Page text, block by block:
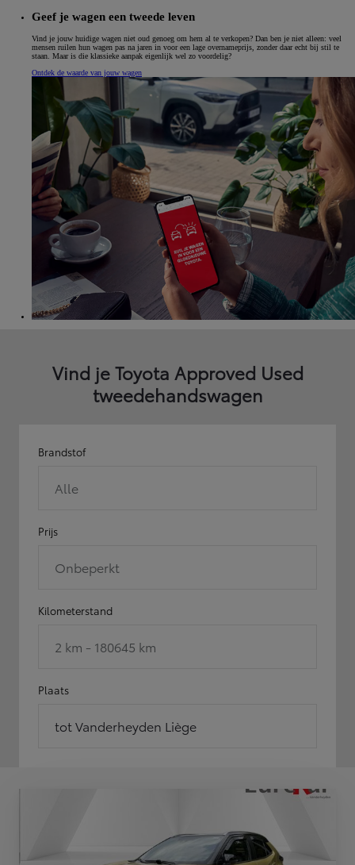
Geef je wagen een tweede leven
Vind je jouw huidige wagen niet oud genoeg om hem al te verkopen? Dan ben je niet alleen: veel
mensen ruilen hun wagen pas na jaren in voor een lage overnameprijs, zonder daar echt bij stil te
staan. Maar is die klassieke aanpak eigenlijk wel zo voordelig?
Ontdek de waarde van jouw wagen
Vind je Toyota Approved Used
tweedehandswagen
Brandstof
Alle
Prijs
Onbeperkt
Kilometerstand
2 km - 180645 km
Plaats
tot Vanderheyden Liège